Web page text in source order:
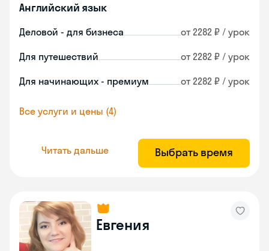
Английский язык
Деловой - для бизнеса от 2282 ₽ / урок
Для путешествий от 2282 ₽ / урок
Для начинающих - премиум от 2282 ₽ / урок
Все услуги и цены (4)
Читать дальше Выбрать время
Евгения